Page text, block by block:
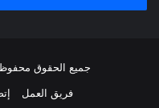
جميع الحقوق محفوظة
فريق العمل